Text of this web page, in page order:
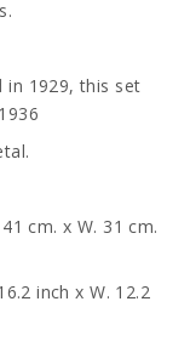
in 1929, this set
cm. x W. 31 cm.
inch x W. 12.2